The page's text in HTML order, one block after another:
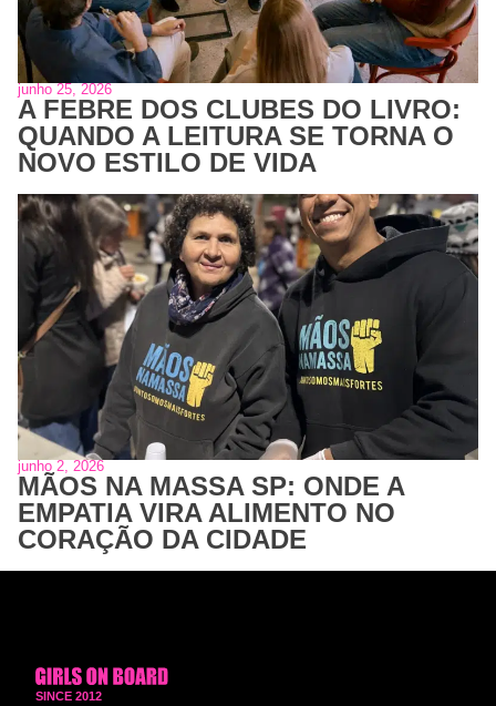
junho 25, 2026
A FEBRE DOS CLUBES DO LIVRO:
QUANDO A LEITURA SE TORNA O
NOVO ESTILO DE VIDA
junho 2, 2026
MÃOS NA MASSA SP: ONDE A
EMPATIA VIRA ALIMENTO NO
CORAÇÃO DA CIDADE
SINCE 2012